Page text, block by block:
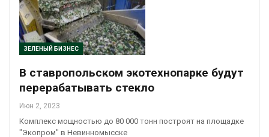
ЗЕЛЕНЫЙ БИЗНЕС
В ставропольском экотехнопарке будут
перерабатывать стекло
Июн 2, 2023
Комплекс мощностью до 80 000 тонн построят на площадке
"Экопром" в Невинномысске